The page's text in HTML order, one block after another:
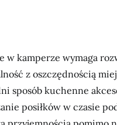
w kamperze wymaga
z oszczędnością
sposób kuchenne
posiłków w czasie